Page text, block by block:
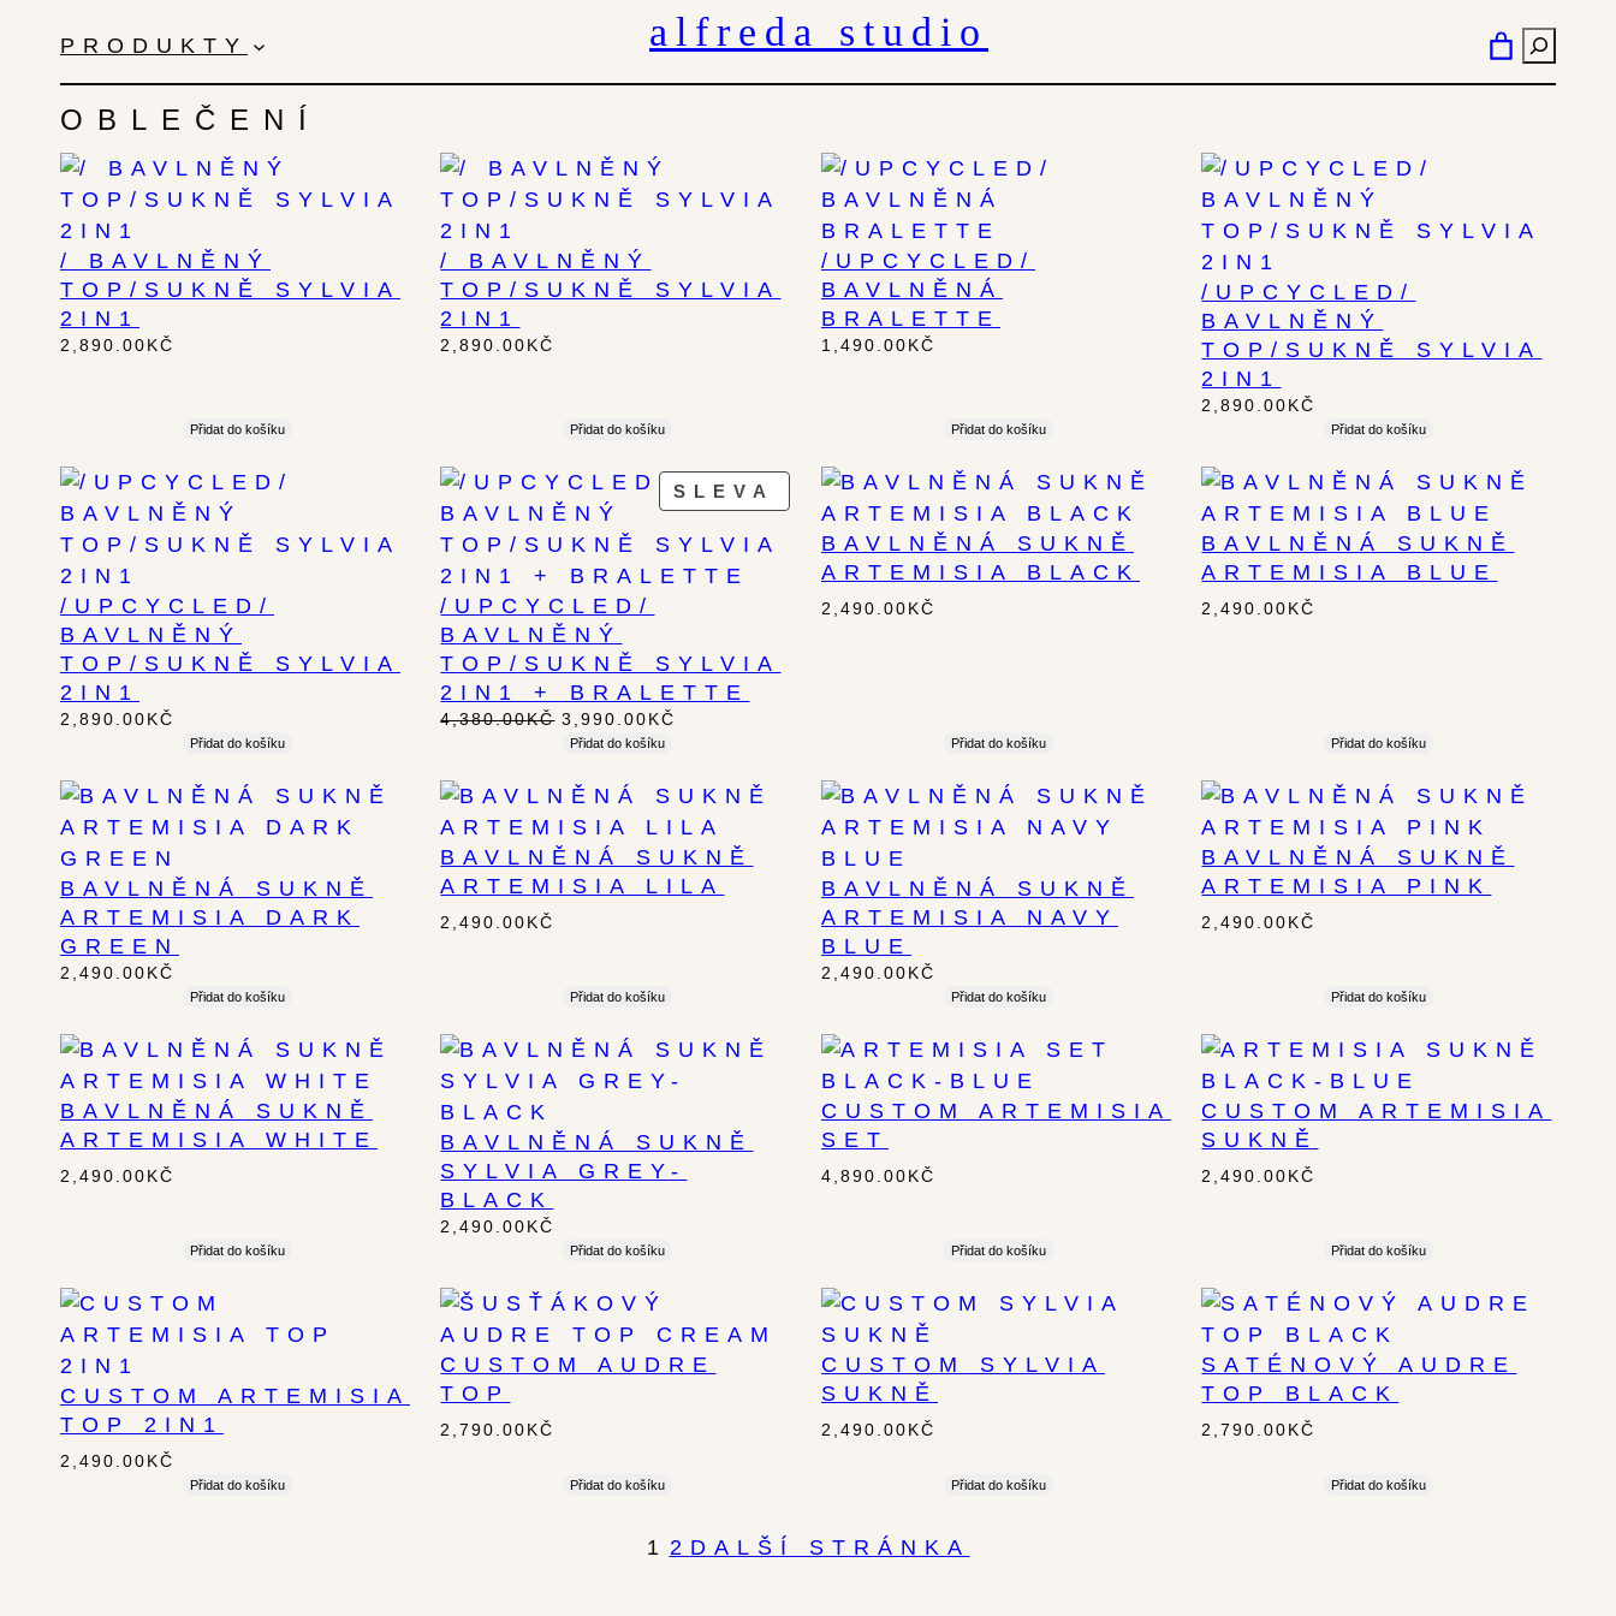
OBSAH
PRODUKTY alfreda studio
OBLEČENÍ
/ BAVLNĚNÝ
TOP/SUKNĚ SYLVIA
2IN1
2,890.00KČ
Přidat do košíku
/ BAVLNĚNÝ
TOP/SUKNĚ SYLVIA
2IN1
2,890.00KČ
Přidat do košíku
/UPCYCLED/
BAVLNĚNÁ
BRALETTE
1,490.00KČ
Přidat do košíku
/UPCYCLED/
BAVLNĚNÝ
TOP/SUKNĚ SYLVIA
2IN1
2,890.00KČ
Přidat do košíku
/UPCYCLED/
BAVLNĚNÝ
TOP/SUKNĚ SYLVIA
2IN1
2,890.00KČ
Přidat do košíku
SLEVA
PRODUKT
ZA
AKČNÍ
CENU
/UPCYCLED/
BAVLNĚNÝ
TOP/SUKNĚ SYLVIA
2IN1 + BRALETTE
4,380.00KČ PŮVODNÍ
CENA
4,380.00KČ.
3,990.00KČ
3,990.00KČ.
Přidat do košíku
BAVLNĚNÁ SUKNĚ
ARTEMISIA BLACK
2,490.00KČ
Přidat do košíku
BAVLNĚNÁ SUKNĚ
ARTEMISIA BLUE
2,490.00KČ
Přidat do košíku
BAVLNĚNÁ SUKNĚ
ARTEMISIA DARK
GREEN
2,490.00KČ
Přidat do košíku
BAVLNĚNÁ SUKNĚ
ARTEMISIA LILA
2,490.00KČ
Přidat do košíku
BAVLNĚNÁ SUKNĚ
ARTEMISIA NAVY
BLUE
2,490.00KČ
Přidat do košíku
BAVLNĚNÁ SUKNĚ
ARTEMISIA PINK
2,490.00KČ
Přidat do košíku
BAVLNĚNÁ SUKNĚ
ARTEMISIA WHITE
2,490.00KČ
Přidat do košíku
BAVLNĚNÁ SUKNĚ
SYLVIA GREY-
BLACK
2,490.00KČ
Přidat do košíku
CUSTOM ARTEMISIA
SET
4,890.00KČ
Přidat do košíku
CUSTOM ARTEMISIA
SUKNĚ
2,490.00KČ
Přidat do košíku
CUSTOM ARTEMISIA
TOP 2IN1
2,490.00KČ
Přidat do košíku
CUSTOM AUDRE
TOP
2,790.00KČ
Přidat do košíku
CUSTOM SYLVIA
SUKNĚ
2,490.00KČ
Přidat do košíku
SATÉNOVÝ AUDRE
TOP BLACK
2,790.00KČ
Přidat do košíku
1 2 DALŠÍ STRÁNKA